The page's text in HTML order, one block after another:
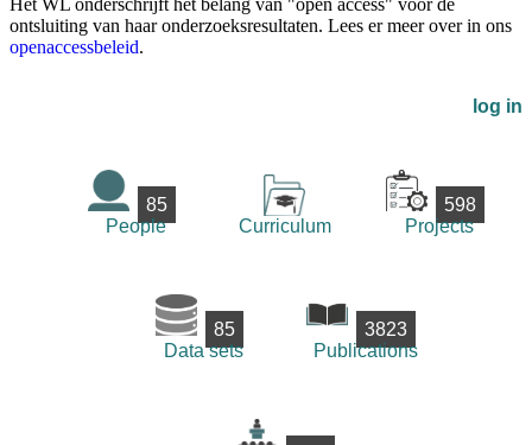
ontsluiting van haar onderzoeksresultaten. Lees er meer over in ons
openaccessbeleid.
log in
85
People
Curriculum
598
Projects
85
Data sets
3823
Publications